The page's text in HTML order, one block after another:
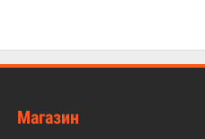
Магазин